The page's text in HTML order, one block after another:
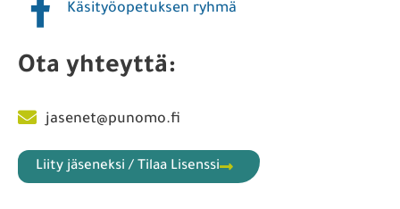
Käsityöopetuksen ryhmä
Ota yhteyttä:
jasenet@punomo.fi
Liity jäseneksi / Tilaa Lisenssi